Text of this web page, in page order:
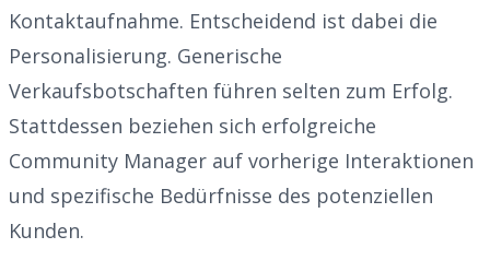
Kontaktaufnahme. Entscheidend ist dabei die
Personalisierung. Generische
Verkaufsbotschaften führen selten zum Erfolg.
Stattdessen beziehen sich erfolgreiche
Community Manager auf vorherige Interaktionen
und spezifische Bedürfnisse des potenziellen
Kunden.